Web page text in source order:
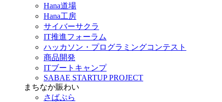
Hana道場
Hana工房
サイバーサクラ
IT推進フォーラム
ハッカソン・プログラミングコンテスト
商品開発
ITブートキャンプ
SABAE STARTUP PROJECT
まちなか賑わい
さばぷら